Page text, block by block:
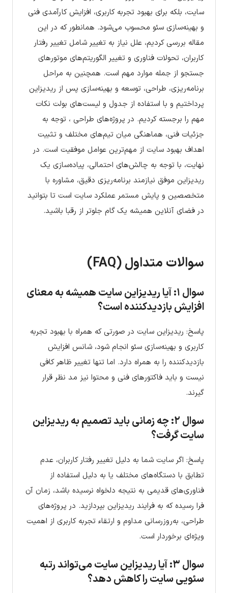
سایت، بلکه برای بهبود تجربه کاربری، افزایش کارآمدی فنی
و بهینه‌سازی سئو محسوب می‌شود. همانطور که در این
مقاله بررسی کردیم، علل نیاز به تغییر شامل تغییر رفتار
کاربران، تحولات فناوری و تغییر الگوریتم‌های موتورهای
جستجو از جمله موارد مهم است. همچنین به مراحل
برنامه‌ریزی، طراحی، توسعه و بهینه‌سازی پس از ریدیزاین
پرداختیم و با استفاده از جدول و لیست‌های بولت نکات
مهم را برجسته کردیم. در پروژه‌های طراحی ، توجه به
جزئیات فنی، هماهنگی میان تیم‌های مختلف و تثبیت
اهداف بهبود سایت از مهم‌ترین عوامل موفقیت است. در
نهایت، با توجه به چالش‌های احتمالی، پیاده‌سازی یک
ریدیزاین موفق نیازمند برنامه‌ریزی دقیق، مشاوره با
متخصصین و پایش مستمر عملکرد سایت است تا بتوانید
در فضای آنلاین همیشه یک گام جلوتر از رقبا باشید.
سوالات متداول (FAQ)
سوال ۱: آیا ریدیزاین سایت همیشه به معنای
افزایش بازدیدکننده است؟
پاسخ: ریدیزاین سایت در صورتی که همراه با بهبود تجربه
کاربری و بهینه‌سازی سئو انجام شود، شانس افزایش
بازدیدکننده را به همراه دارد. اما تنها تغییر ظاهر کافی
نیست و باید فاکتورهای فنی و محتوا نیز مد نظر قرار
گیرند.
سوال ۲: چه زمانی باید تصمیم به ریدیزاین
سایت گرفت؟
پاسخ: اگر سایت شما به دلیل تغییر رفتار کاربران، عدم
تطابق با دستگاه‌های مختلف یا به دلیل استفاده از
فناوری‌های قدیمی به نتیجه دلخواه نرسیده باشد، زمان آن
فرا رسیده که به فرایند ریدیزاین بپردازید. در پروژه‌های
طراحی، به‌روز‌رسانی مداوم و ارتقاء تجربه کاربری از اهمیت
ویژه‌ای برخوردار است.
سوال ۳: آیا ریدیزاین سایت می‌تواند رتبه
سئویی سایت را کاهش دهد؟